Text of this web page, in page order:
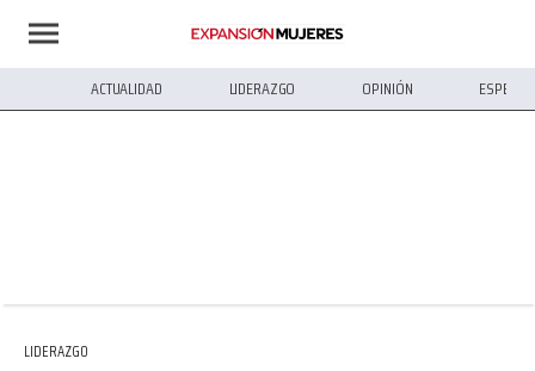
ACTUALIDAD LIDERAZGO OPINIÓN
LIDERAZGO